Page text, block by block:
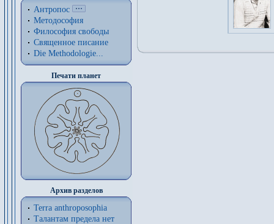
Антропос
Методософия
Философия cвободы
Священное писание
Die Methodologie...
Печати планет
Архив разделов
Terra anthroposophia
Талантам предела нет